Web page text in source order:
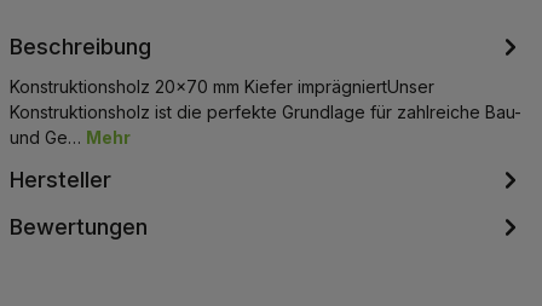
Beschreibung
Konstruktionsholz 20x70 mm Kiefer imprägniertUnser
Konstruktionsholz ist die perfekte Grundlage für zahlreiche Bau-
und Ge… Mehr
Hersteller
Bewertungen